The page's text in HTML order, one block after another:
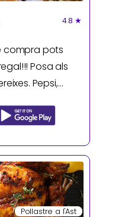
4.8 ★
compra pots
Posa als
Pepsi,
Pollastre a l'Ast